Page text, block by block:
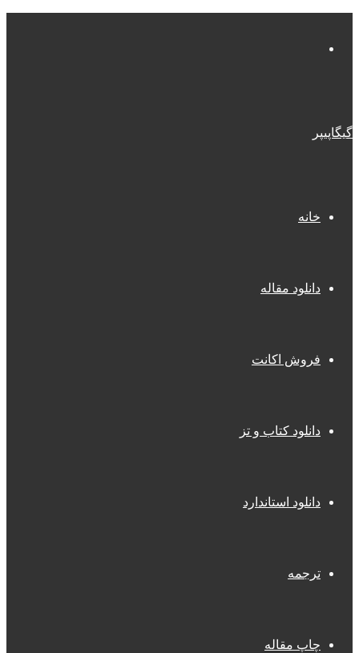
گیگاپیپر
خانه
دانلود مقاله
فروش اکانت
دانلود کتاب و تز
دانلود استاندارد
ترجمه
چاپ مقاله